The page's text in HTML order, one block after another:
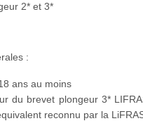
2* et 3*
:
ans au moins
du brevet plongeur 3*
reconnu par la